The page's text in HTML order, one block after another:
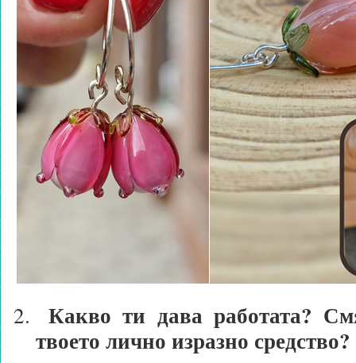
Какво ти дава работата?
твоето лично изразно средство?